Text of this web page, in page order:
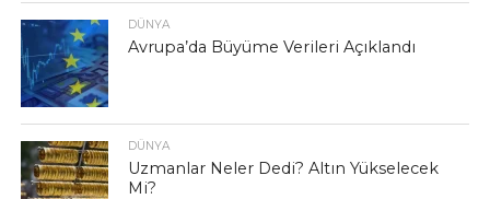
DÜNYA
Avrupa’da Büyüme Verileri Açıklandı
DÜNYA
Uzmanlar Neler Dedi? Altın Yükselecek
Mi?